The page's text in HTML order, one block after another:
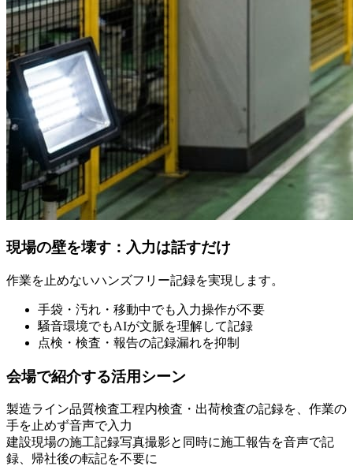
現場の壁を壊す：入力は話すだけ
作業を止めないハンズフリー記録を実現します。
手袋・汚れ・移動中でも入力操作が不要
騒音環境でもAIが文脈を理解して記録
点検・検査・報告の記録漏れを抑制
会場で紹介する活用シーン
製造ライン品質検査工程内検査・出荷検査の記録を、作業の
手を止めず音声で入力
建設現場の施工記録写真撮影と同時に施工報告を音声で記
録、帰社後の転記を不要に